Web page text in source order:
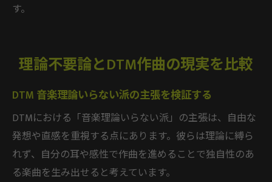
す。
理論不要論とDTM作曲の現実を比較
DTM 音楽理論いらない派の主張を検証する
DTMにおける「音楽理論いらない派」の主張は、自由な
発想や直感を重視する点にあります。彼らは理論に縛ら
れず、自分の耳や感性で作曲を進めることで独自性のあ
る楽曲を生み出せると考えています。